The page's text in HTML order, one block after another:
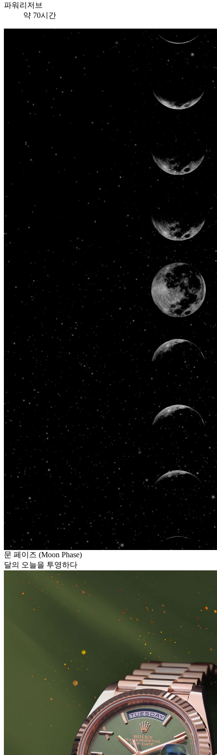
파워리저브
약 70시간
문 페이즈 (Moon Phase)
달의 오늘을 투영하다